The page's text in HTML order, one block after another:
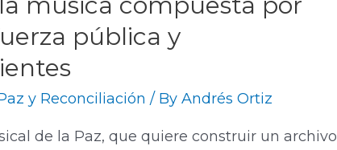
pública y
y Reconciliación / ByAndrés Ortiz
de la Paz, que quiere construir un archivo